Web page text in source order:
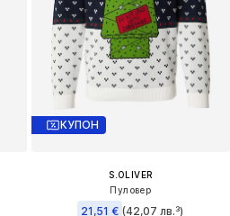
КУПОН
S.OLIVER
Пуловер
21,51 € (42,07 лв.³)